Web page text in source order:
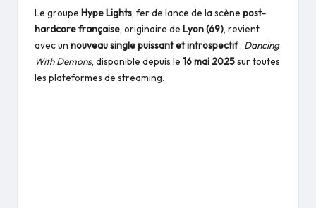
Le groupe Hype Lights, fer de lance de la scène post-
hardcore française, originaire de Lyon (69), revient
avec un nouveau single puissant et introspectif: Dancing
With Demons, disponible depuis le 16 mai 2025sur toutes
les plateformes de streaming.